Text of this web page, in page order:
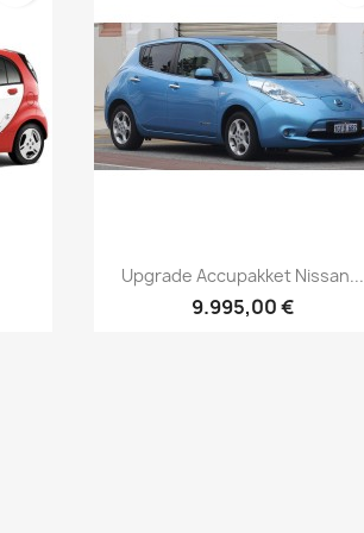
Vis her
Upgrade Accupakket Nissan...
9.995,00 €